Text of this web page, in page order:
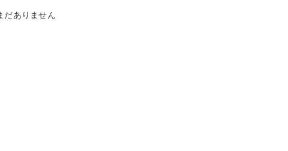
だありません